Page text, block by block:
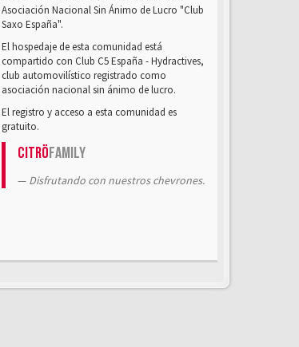
Asociación Nacional Sin Ánimo de Lucro "Club
Saxo España".
El hospedaje de esta comunidad está
compartido con Club C5 España - Hydractives,
club automovilístico registrado como
asociación nacional sin ánimo de lucro.
El registro y acceso a esta comunidad es
gratuito.
CitröFamily
Disfrutando con nuestros chevrones.